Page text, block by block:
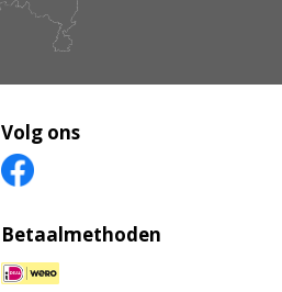
Volg ons
Betaalmethoden